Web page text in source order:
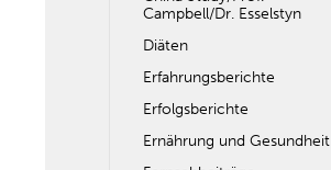
Campbell/Dr. Esselstyn
Diäten
Erfahrungsberichte
Erfolgsberichte
Ernährung und Gesundheit